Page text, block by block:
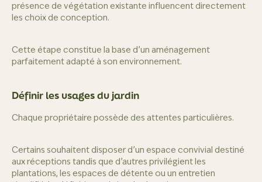
présence de végétation existante influencent directement
les choix de conception.
Cette étape constitue la base d’un aménagement
parfaitement adapté à son environnement.
Définir les usages du jardin
Chaque propriétaire possède des attentes particulières.
Certains souhaitent disposer d’un espace convivial destiné
aux réceptions tandis que d’autres privilégient les
plantations, les espaces de détente ou un entretien